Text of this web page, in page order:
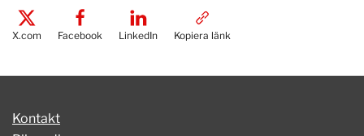
X.com Facebook LinkedIn Kopiera länk
Kontakt